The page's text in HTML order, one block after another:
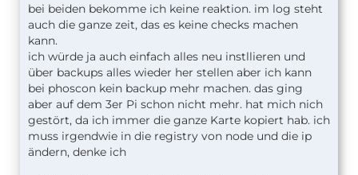
bei beiden bekomme ich keine reaktion. im log steht
auch die ganze zeit, das es keine checks machen
kann.
ich würde ja auch einfach alles neu instllieren und
über backups alles wieder her stellen aber ich kann
bei phoscon kein backup mehr machen. das ging
aber auf dem 3er Pi schon nicht mehr. hat mich nich
gestört, da ich immer die ganze Karte kopiert hab. ich
muss irgendwie in die registry von node und die ip
ändern, denke ich